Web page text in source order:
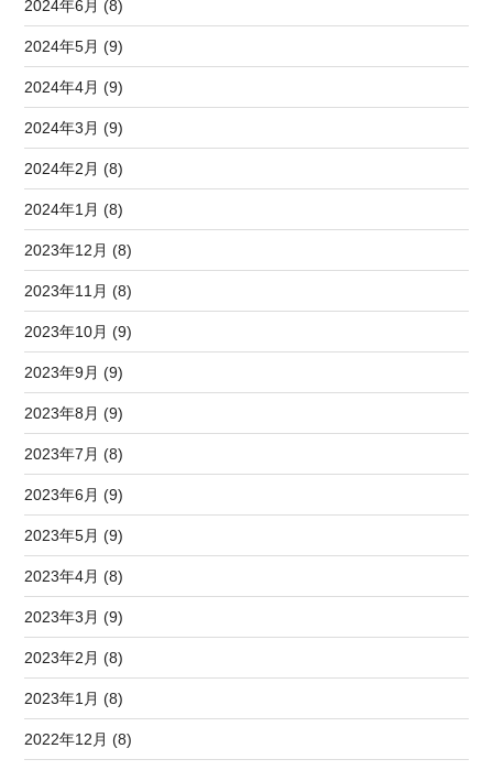
2024年6月 (8)
2024年5月 (9)
2024年4月 (9)
2024年3月 (9)
2024年2月 (8)
2024年1月 (8)
2023年12月 (8)
2023年11月 (8)
2023年10月 (9)
2023年9月 (9)
2023年8月 (9)
2023年7月 (8)
2023年6月 (9)
2023年5月 (9)
2023年4月 (8)
2023年3月 (9)
2023年2月 (8)
2023年1月 (8)
2022年12月 (8)